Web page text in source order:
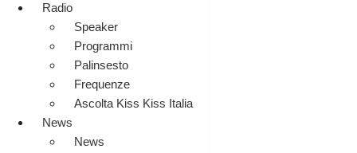
Radio
Speaker
Programmi
Palinsesto
Frequenze
Ascolta Kiss Kiss Italia
News
News